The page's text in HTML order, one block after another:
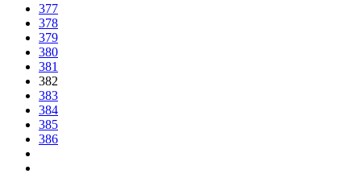
377
378
379
380
381
382
383
384
385
386